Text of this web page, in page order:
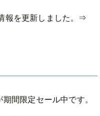
報を更新しました。⇒
間限定セール中です。